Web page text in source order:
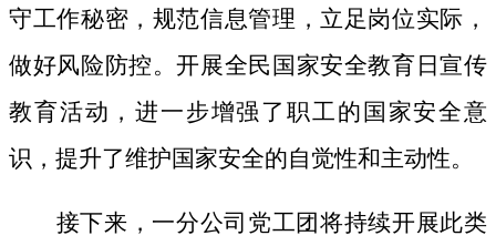
守工作秘密，规范信息管理，立足岗位实际，
做好风险防控。开展全民国家安全教育日宣传
教育活动，进一步增强了职工的国家安全意
识，提升了维护国家安全的自觉性和主动性。
接下来，一分公司党工团将持续开展此类